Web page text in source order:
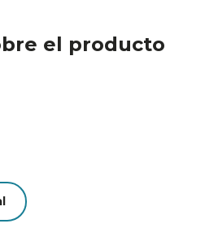
el producto